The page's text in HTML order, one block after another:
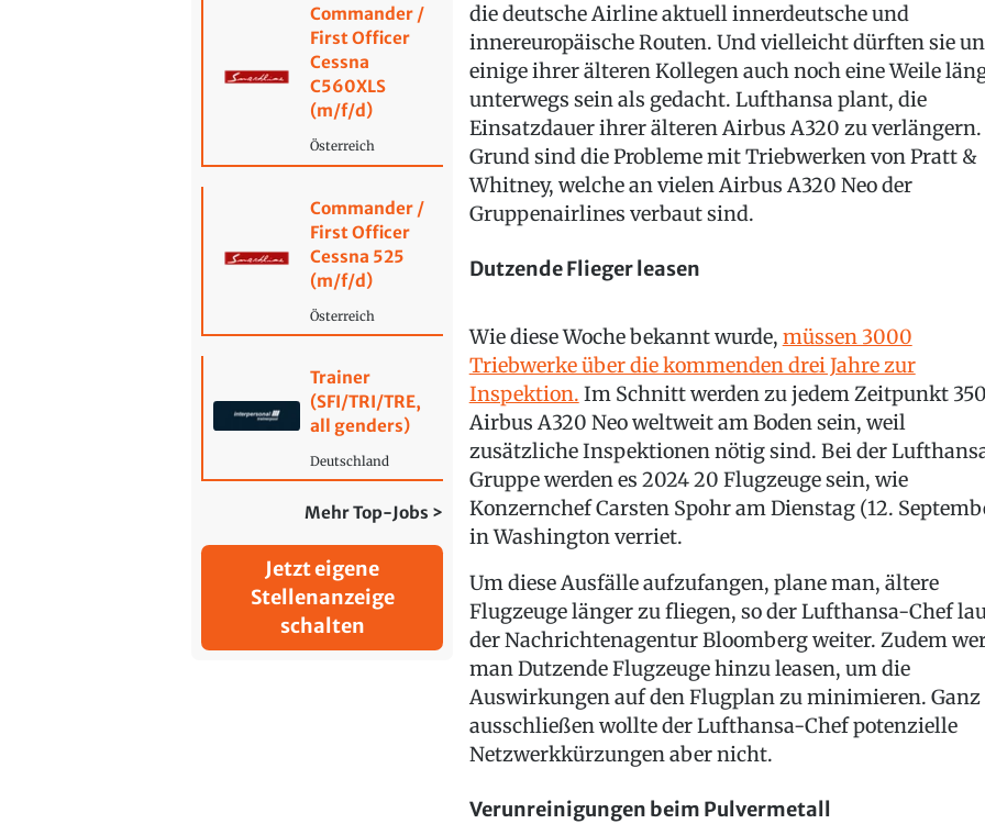
Commander /
First Officer
Cessna
C560XLS
(m/f/d)
Österreich
Commander /
First Officer
Cessna 525
(m/f/d)
Österreich
Trainer
(SFI/TRI/TRE,
all genders)
Deutschland
Mehr Top-Jobs >
Jetzt eigene
Stellenanzeige
schalten
die deutsche Airline aktuell innerdeutsche und
innereuropäische Routen. Und vielleicht dürften sie
einige ihrer älteren Kollegen auch noch eine Weile
unterwegs sein als gedacht. Lufthansa plant, die
Einsatzdauer ihrer älteren Airbus A320 zu verlängern.
Grund sind die Probleme mit Triebwerken von Pratt &
Whitney, welche an vielen Airbus A320 Neo der
Gruppenairlines verbaut sind.
Dutzende Flieger leasen
Wie diese Woche bekannt wurde, müssen 3000
Triebwerke über die kommenden drei Jahre zur
Inspektion. Im Schnitt werden zu jedem Zeitpunkt
Airbus A320 Neo weltweit am Boden sein, weil
zusätzliche Inspektionen nötig sind. Bei der
Gruppe werden es 2024 20 Flugzeuge sein, wie
Konzernchef Carsten Spohr am Dienstag (12.
in Washington verriet.
Um diese Ausfälle aufzufangen, plane man, ältere
Flugzeuge länger zu fliegen, so der Lufthansa-Chef
der Nachrichtenagentur Bloomberg weiter. Zudem
man Dutzende Flugzeuge hinzu leasen, um die
Auswirkungen auf den Flugplan zu minimieren. Ganz
ausschließen wollte der Lufthansa-Chef potenzielle
Netzwerkkürzungen aber nicht.
Verunreinigungen beim Pulvermetall